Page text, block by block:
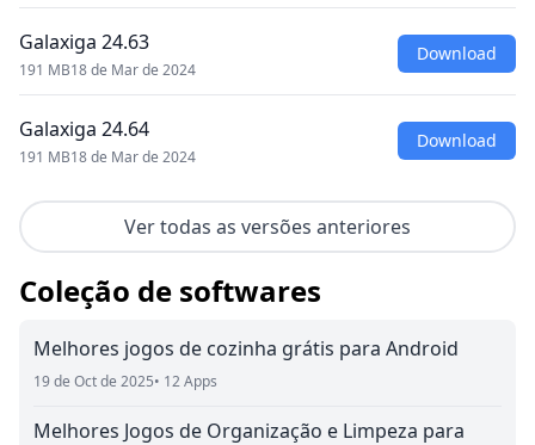
Galaxiga 24.63
191 MB18 de Mar de 2024
Download
Galaxiga 24.64
191 MB18 de Mar de 2024
Download
Ver todas as versões anteriores
Coleção de softwares
Melhores jogos de cozinha grátis para Android
19 de Oct de 2025• 12 Apps
Melhores Jogos de Organização e Limpeza para